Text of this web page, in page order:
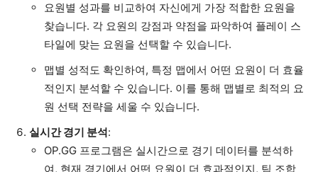
요원별 성과를 비교하여 자신에게 가장 적합한 요원을
찾습니다. 각 요원의 강점과 약점을 파악하여 플레이 스
타일에 맞는 요원을 선택할 수 있습니다.
맵별 성적도 확인하여, 특정 맵에서 어떤 요원이 더 효율
적인지 분석할 수 있습니다. 이를 통해 맵별로 최적의 요
원 선택 전략을 세울 수 있습니다.
실시간 경기 분석:
OP.GG 프로그램은 실시간으로 경기 데이터를 분석하
여, 현재 경기에서 어떤 요원이 더 효과적인지, 팀 조합